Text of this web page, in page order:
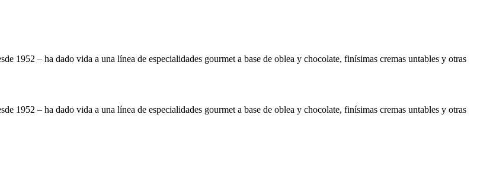
1952 – ha dado vida a una línea de especialidades gourmet a base de oblea y chocolate, finísimas cremas untables y otras
1952 – ha dado vida a una línea de especialidades gourmet a base de oblea y chocolate, finísimas cremas untables y otras